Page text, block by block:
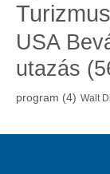
Turizmus
USA
utazás
program (4) Walt